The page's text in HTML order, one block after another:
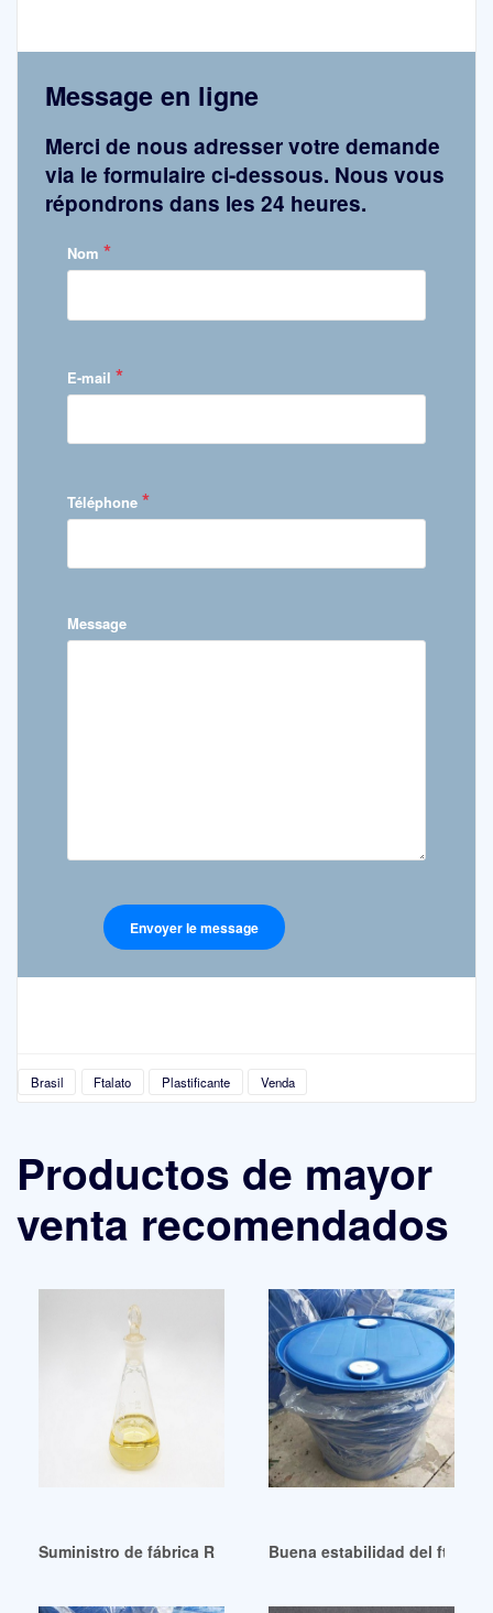
Message en ligne
Merci de nous adresser votre demande
via le formulaire ci-dessous. Nous vous
répondrons dans les 24 heures.
Nom *
E-mail *
Téléphone *
Message
Brasil Ftalato Plastificante Venda
Productos de mayor
venta recomendados
Suministro de fábrica Reología de plastificantes verdes
Buena estabilidad del ftalato